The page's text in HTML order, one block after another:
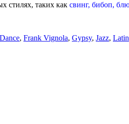
стилях, таких как свинг, бибоп,
Dance, Frank Vignola, Gypsy, Jazz, Latin